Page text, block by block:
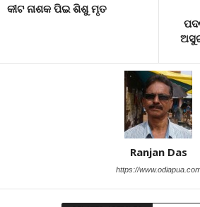
କୀଟ ନାଶକ ପିଇ ଶିଶୁ ମୃତ
Ranjan Das
https://